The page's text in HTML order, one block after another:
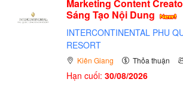
Marketing Content
Sáng Tạo Nội Dung
INTERCONTINENTAL PHU
RESORT
Kiên Giang Thỏa thuận
Hạn cuối: 30/08/2026